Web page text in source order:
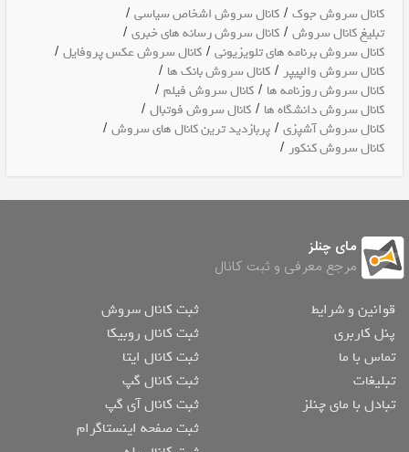
کانال سروش جوک /کانال سروش اشخاص سیاسی /
تبلیغ کانال سروش /کانال سروش رسانه های خبری /
کانال سروش برنامه های تلویزیونی /کانال سروش عکس پروفایل /
کانال سروش والپیپر /کانال سروش بانک ها /
کانال سروش روزنامه ها /کانال سروش فیلم /
کانال سروش دانشگاه ها /کانال سروش فوتبال /
کانال سروش آشپزی /پربازدید ترین کانال های سروش /
کانال سروش کنکور /
مای چنلز
مرجع معرفی و ثبت کانال
قوانین و شرایط
پنل کاربری
تماس با ما
تبلیغات
تبادل با مای چنلز
ثبت کانال سروش
ثبت کانال روبیکا
ثبت کانال ایتا
ثبت کانال گپ
ثبت کانال آی گپ
ثبت صفحه اینستاگرام